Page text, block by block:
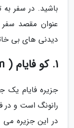
باشید. در سفر به
عنوان مقصد
دیدنی های بی
1. کو فایام ( Koh Phayam )
جزیره فایام یک
رانونگ است و در
در این جزیره می